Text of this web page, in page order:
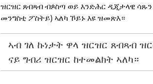
ዝርዝር ጸብጻብ ብጶስጣ ወይ እንድሕር ዲጂታላዊ
መንግስቲ ፖስትይ) ኣለካ ኾይኑ እዩ ዝመጽእ።
ኣብ ገለ ኩነታት ዋላ ዝርዝር ጸብጻብ
ናይ ግብሪ ዝርዝር ከተመልክት ኣለካ።